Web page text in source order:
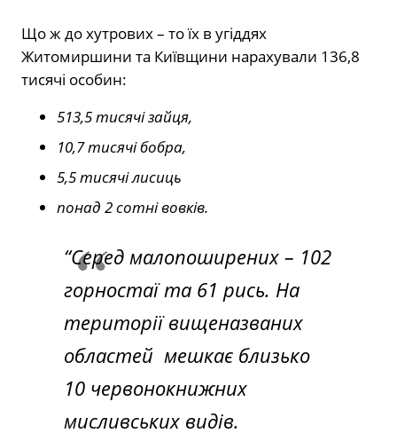
Що ж до хутрових – то їх в угіддях
Житомиршини та Київщини нарахували 136,8
тисячі особин:
513,5 тисячі зайця,
10,7 тисячі бобра,
5,5 тисячі лисиць
понад 2 сотні вовків.
“Серед малопоширених – 102
горностаї та 61 рись. На
території вищеназваних
областей мешкає близько
10 червонокнижних
мисливських видів.